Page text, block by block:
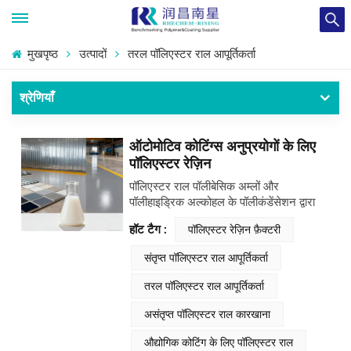
मुखपृष्ठ उत्पादों तरल पॉलिएस्टर राल आपूर्तिकर्ता
श्रेणियाँ
ऑटोमोटिव कोटिंग्स अनुप्रयोगों के लिए
पॉलिएस्टर रेज़िन
पॉलिएस्टर राल पॉलीबेसिक अम्लों और
पॉलीहाइड्रिक अल्कोहल के पॉलीकंडेंसेशन द्वारा
पॉलिएस्टर की एक विस्तृत श्रृंखला प्रस्तुत करता
है। राल औद्योगिक कोटिंग्स के लिए, जिसमें उच्च
आणविक भार वाले ठोस, संतृप्त और असंतृप्त
प्रकार शामिल हैं, जिनमें से प्रत्येक को विशिष्ट
कोटिंग आवश्यकताओं के अनुरूप बनाया गया है।​
पॉलिएस्टर के प्रमुख पैरामीटर राल ठोस सामग्री,
घनत्व को कवर करें, सभी औद्योगिक कोटिंग
हॉट टैग :
पॉलिएस्टर रेज़िन फ़ैक्टरी
संतृप्त पॉलिएस्टर राल आपूर्तिकर्ता
तरल पॉलिएस्टर राल आपूर्तिकर्ता
असंतृप्त पॉलिएस्टर राल कारखाना
औद्योगिक कोटिंग के लिए पॉलिएस्टर राल